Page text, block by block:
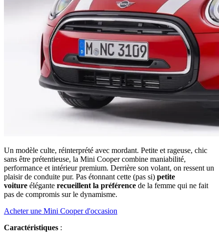
Un modèle culte, réinterprété avec mordant. Petite et rageuse, chic
sans être prétentieuse, la Mini Cooper combine maniabilité,
performance et intérieur premium. Derrière son volant, on ressent un
plaisir de conduite pur. Pas étonnant cette (pas si) petite
voiture élégante recueillent la préférence de la femme qui ne fait
pas de compromis sur le dynamisme.
Acheter une Mini Cooper d'occasion
Caractéristiques :